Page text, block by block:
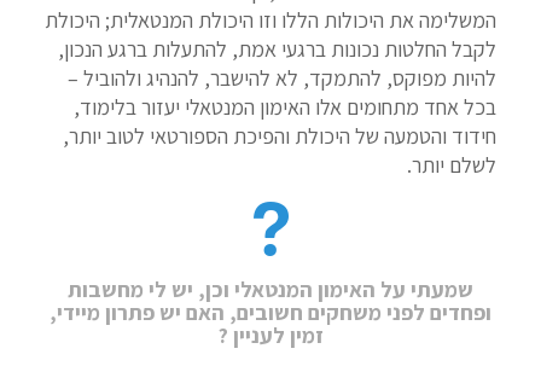
המשלימה את היכולות הללו וזו היכולת המנטאלית; היכולת
לקבל החלטות נכונות ברגעי אמת, להתעלות ברגע הנכון,
להיות מפוקס, להתמקד, לא להישבר, להנהיג ולהוביל –
בכל אחד מתחומים אלו האימון המנטאלי יעזור בלימוד,
חידוד והטמעה של היכולת והפיכת הספורטאי לטוב יותר,
לשלם יותר.
שמעתי על האימון המנטאלי וכן, יש לי מחשבות
ופחדים לפני משחקים חשובים, האם יש פתרון מיידי,
זמין לעניין ?